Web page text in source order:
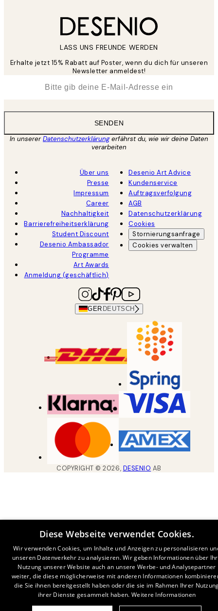
LASS UNS FREUNDE WERDEN
Erhalte jetzt 15% Rabatt auf Poster, wenn du dich für unseren
Newsletter anmeldest!
SENDEN
In unsererDatenschutzerklärungerfährst du, wie wir deine Daten
verarbeiten
Über uns
Presse
Impressum
Career
Nachhaltigkeit
Barrierefreiheitserklärung
Student Discount
Desenio Ambassador
Programme
Art Awards
Anmeldung (geschäftlich)
Desenio Art Advice
Kundenservice
Auftragsverfolgung
AGB
Datenschutzerklärung
Cookies
Stornierungsanfrage
Cookies verwalten
GER DEUTSCH
COPYRIGHT ©2026, DESENIO AB
Diese Webseite verwendet Cookies.
Wir verwenden Cookies, um Inhalte und Anzeigen zu personalisieren
unseren Datenverkehr zu analysieren. Wir geben Informationen über
Nutzung unserer Website auch an unsere Werbe- und Analysepartner
weiter, die diese möglicherweise mit anderen Informationen
die Sie ihnen bereitgestellt haben oder die sie im Rahmen Ihrer
ihrer Dienste gesammelt haben. Weitere Informationen